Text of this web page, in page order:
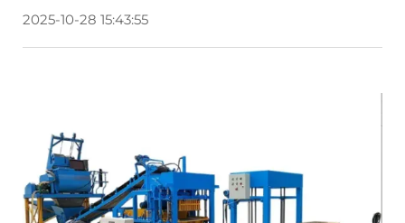
2025-10-28 15:43:55